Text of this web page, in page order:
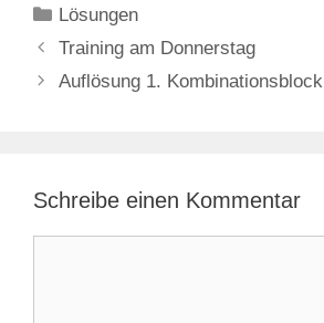
Kategorien
Lösungen
Training am Donnerstag
Auflösung 1.
Schreibe einen Kommentar